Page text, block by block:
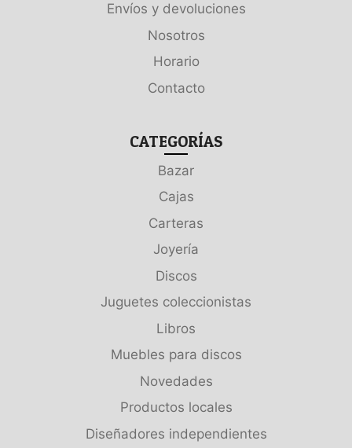
Envíos y devoluciones
Nosotros
Horario
Contacto
CATEGORÍAS
Bazar
Cajas
Carteras
Joyería
Discos
Juguetes coleccionistas
Libros
Muebles para discos
Novedades
Productos locales
Diseñadores independientes